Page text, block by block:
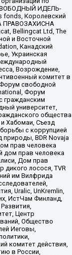
ИДЕЛЬ-
fonds, Королевский
ПРАВОЗАХИСНА
Bellingcat Ltd, The
и Восточной
Канадский
Украинская
Возрождение,
комитет в
свободной
Форум
гражданским
университет,
общества
Хабомаи, Съезд
с коррупцией
природы, BDR Novaja
прав человека
дом прав человека
Дом прав
лосося, TVR
им Вилфрида
Uralic, UnKremlin,
ИстЧам Финланд,
Центр
Общество
Иеговы,
комитет действия,
в России,